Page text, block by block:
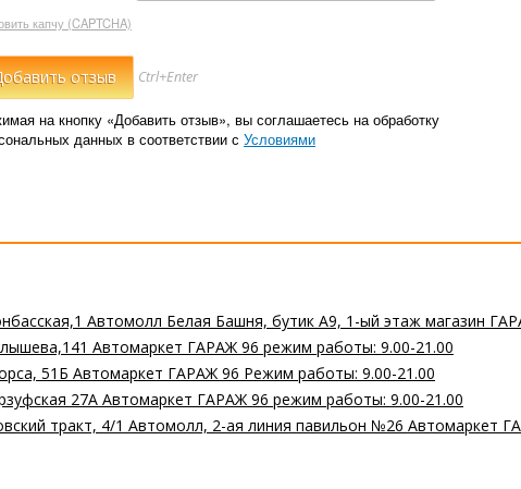
капчу (CAPTCHA)
Ctrl+Enter
на кнопку «Добавить отзыв», вы соглашаетесь на обработку
данных в соответствии с Условиями
Автомолл Белая Башня, бутик А9, 1-ый этаж магазин
Автомаркет ГАРАЖ 96 режим работы: 9.00-21.00
51Б Автомаркет ГАРАЖ 96 Режим работы: 9.00-21.00
27А Автомаркет ГАРАЖ 96 режим работы: 9.00-21.00
тракт, 4/1 Автомолл, 2-ая линия павильон №26 Автомаркет